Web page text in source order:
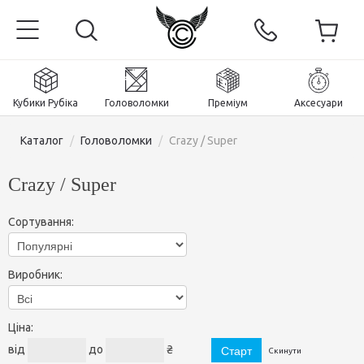
Кубики Рубіка Головоломки Преміум Аксесуари
Каталог / Головоломки / Crazy / Super
Crazy / Super
Сортування:
Виробник:
Ціна:
від
до ₴ Скинути
Головна
Магнітні та преміум
Кубики Рубіка
Кубики Рубіка 3х3х3
Пірамінкси (тетраедри)
Аксесуари